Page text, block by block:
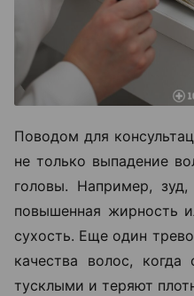
Поводом для
не только выпадение
головы. Например,
повышенная жирность
сухость. Еще один
качества волос,
тусклыми и теряют